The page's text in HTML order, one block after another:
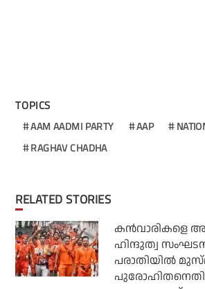
TOPICS
AAM AADMI PARTY AAP
RAGHAV CHADHA
RELATED STORIES
കന്‍വാരികളെ
ഹിന്ദുത്വ
പരാതിയില്‍